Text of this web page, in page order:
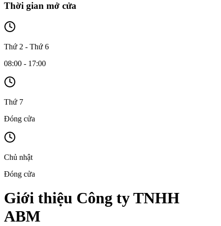
Thời gian mở cửa
Thứ 2 - Thứ 6
08:00 - 17:00
Thứ 7
Đóng cửa
Chủ nhật
Đóng cửa
Giới thiệu Công ty TNHH
ABM